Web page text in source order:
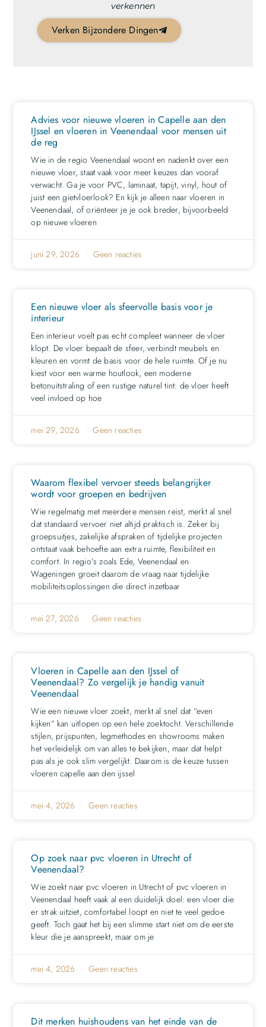
verkennen
Verken Bijzondere Dingen
Advies voor nieuwe vloeren in Capelle aan den
IJssel en vloeren in Veenendaal voor mensen uit
de reg
Wie in de regio Veenendaal woont en nadenkt over een
nieuwe vloer, staat vaak voor meer keuzes dan vooraf
verwacht. Ga je voor PVC, laminaat, tapijt, vinyl, hout of
juist een gietvloerlook? En kijk je alleen naar vloeren in
Veenendaal, of oriënteer je je ook breder, bijvoorbeeld
op nieuwe vloeren
juni 29, 2026 Geen reacties
Een nieuwe vloer als sfeervolle basis voor je
interieur
Een interieur voelt pas echt compleet wanneer de vloer
klopt. De vloer bepaalt de sfeer, verbindt meubels en
kleuren en vormt de basis voor de hele ruimte. Of je nu
kiest voor een warme houtlook, een moderne
betonuitstraling of een rustige naturel tint: de vloer heeft
veel invloed op hoe
mei 29, 2026 Geen reacties
Waarom flexibel vervoer steeds belangrijker
wordt voor groepen en bedrijven
Wie regelmatig met meerdere mensen reist, merkt al snel
dat standaard vervoer niet altijd praktisch is. Zeker bij
groepsuitjes, zakelijke afspraken of tijdelijke projecten
ontstaat vaak behoefte aan extra ruimte, flexibiliteit en
comfort. In regio’s zoals Ede, Veenendaal en
Wageningen groeit daarom de vraag naar tijdelijke
mobiliteitsoplossingen die direct inzetbaar
mei 27, 2026 Geen reacties
Vloeren in Capelle aan den IJssel of
Veenendaal? Zo vergelijk je handig vanuit
Veenendaal
Wie een nieuwe vloer zoekt, merkt al snel dat “even
kijken” kan uitlopen op een hele zoektocht. Verschillende
stijlen, prijspunten, legmethodes en showrooms maken
het verleidelijk om van alles te bekijken, maar dat helpt
pas als je ook slim vergelijkt. Daarom is de keuze tussen
vloeren capelle aan den ijssel
mei 4, 2026 Geen reacties
Op zoek naar pvc vloeren in Utrecht of
Veenendaal?
Wie zoekt naar pvc vloeren in Utrecht of pvc vloeren in
Veenendaal heeft vaak al een duidelijk doel: een vloer die
er strak uitziet, comfortabel loopt en niet te veel gedoe
geeft. Toch gaat het bij een slimme start niet om de eerste
kleur die je aanspreekt, maar om je
mei 4, 2026 Geen reacties
Dit merken huishoudens van het einde van de